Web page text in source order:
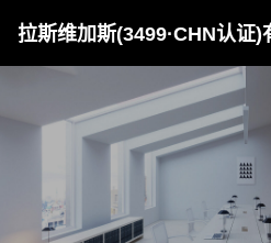
拉斯维加斯(3499·CHN认证